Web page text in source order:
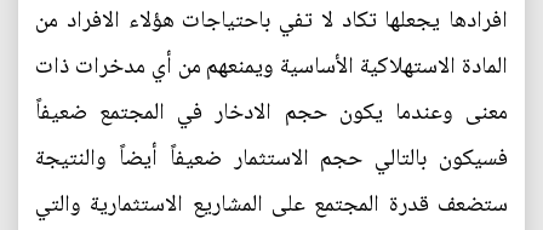
افرادها يجعلها تكاد لا تفي باحتياجات هؤلاء الافراد من
المادة الاستهلاكية الأساسية ويمنعهم من أي مدخرات ذات
معنى وعندما يكون حجم الادخار في المجتمع ضعيفاً
فسيكون بالتالي حجم الاستثمار ضعيفاً أيضاً والنتيجة
ستضعف قدرة المجتمع على المشاريع الاستثمارية والتي